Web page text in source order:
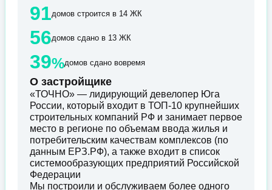
91домов строится в 14 ЖК
56домов сдано в 13 ЖК
39%домов сдано вовремя
О застройщике
«ТОЧНО» — лидирующий девелопер Юга
России, который входит в ТОП-10 крупнейших
строительных компаний РФ и занимает первое
место в регионе по объемам ввода жилья и
потребительским качествам комплексов (по
данным ЕРЗ.РФ), а также входит в список
системообразующих предприятий Российской
Федерации
Мы построили и обслуживаем более одного